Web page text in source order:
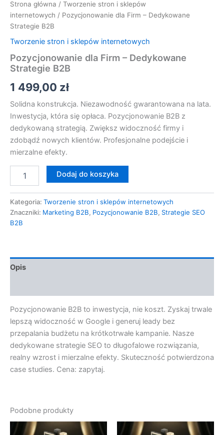
Strona główna / Tworzenie stron i sklepów
internetowych / Pozycjonowanie dla Firm – Dedykowane
Strategie B2B
Tworzenie stron i sklepów internetowych
Pozycjonowanie dla Firm – Dedykowane
Strategie B2B
1 499,00 zł
Solidna konstrukcja. Niezawodność gwarantowana na lata.
Inwestycja, która się opłaca. Pozycjonowanie B2B z
dedykowaną strategią. Zwiększ widoczność firmy i
zdobądź nowych klientów. Profesjonalne podejście i
mierzalne efekty.
Dodaj do koszyka
Kategoria: Tworzenie stron i sklepów internetowych
Znaczniki: Marketing B2B, Pozycjonowanie B2B, Strategie SEO
B2B
Opis
Pozycjonowanie B2B to inwestycja, nie koszt. Zyskaj trwale
lepszą widoczność w Google i generuj leady bez
przepalania budżetu na krótkotrwałe kampanie. Nasze
dedykowane strategie SEO to długofalowe rozwiązania,
realny wzrost i mierzalne efekty. Skuteczność potwierdzona
case studies. Cena: zapytaj.
Podobne produkty